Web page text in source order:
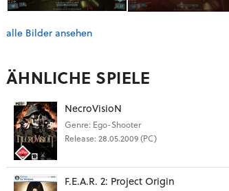
alle Bilder ansehen
ÄHNLICHE SPIELE
NecroVisioN
Genre: Ego-Shooter
Release: 28.05.2009 (PC)
F.E.A.R. 2: Project Origin